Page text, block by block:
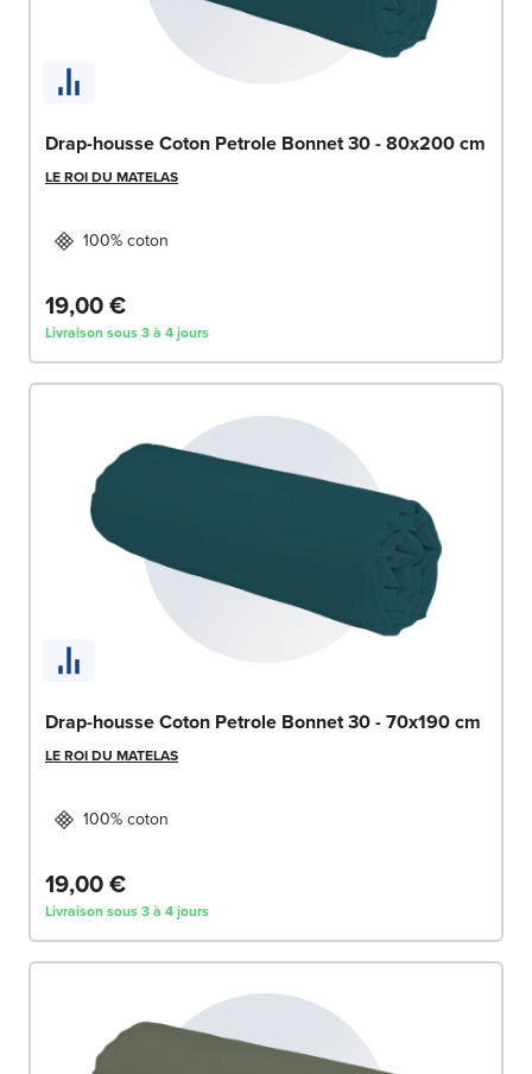
Drap-housse Coton Petrole Bonnet 30 - 80x200 cm
LE ROI DU MATELAS
100% coton
19,00 €
Livraison sous 3 à 4 jours
Drap-housse Coton Petrole Bonnet 30 - 70x190 cm
LE ROI DU MATELAS
100% coton
19,00 €
Livraison sous 3 à 4 jours